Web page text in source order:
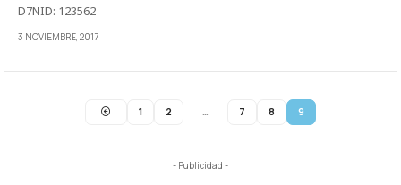
D7NID: 123562
3 NOVIEMBRE, 2017
1 2 … 7 8 9
- Publicidad -